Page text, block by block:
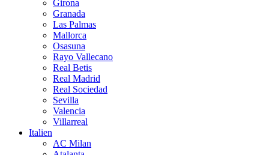
Girona
Granada
Las Palmas
Mallorca
Osasuna
Rayo Vallecano
Real Betis
Real Madrid
Real Sociedad
Sevilla
Valencia
Villarreal
Italien
AC Milan